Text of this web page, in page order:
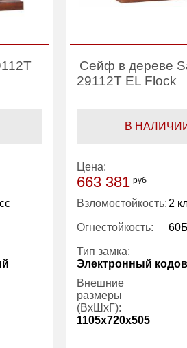
Сейф в дереве
29112T EL Flock
В
Цена:
663 381 руб
Взломостойкость: 2
Огнестойкость: 60Б
Тип замка:
Электронный
Внешние
размеры
(ВхШхГ):
1105x720x505